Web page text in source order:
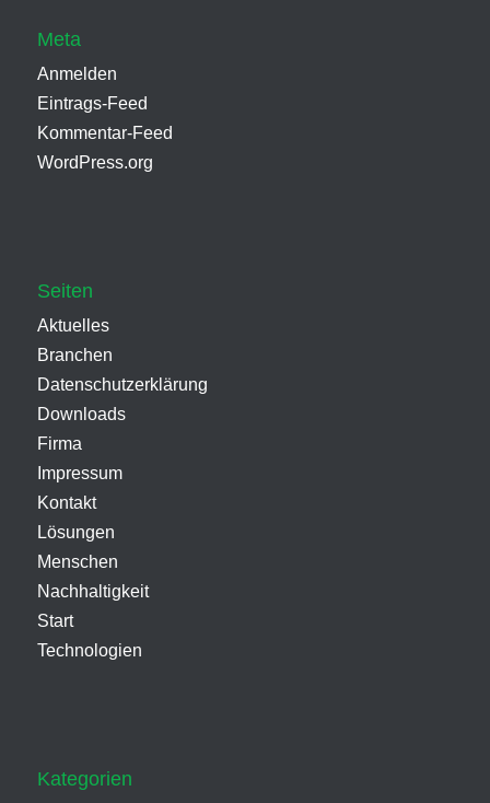
Meta
Anmelden
Eintrags-Feed
Kommentar-Feed
WordPress.org
Seiten
Aktuelles
Branchen
Datenschutzerklärung
Downloads
Firma
Impressum
Kontakt
Lösungen
Menschen
Nachhaltigkeit
Start
Technologien
Kategorien